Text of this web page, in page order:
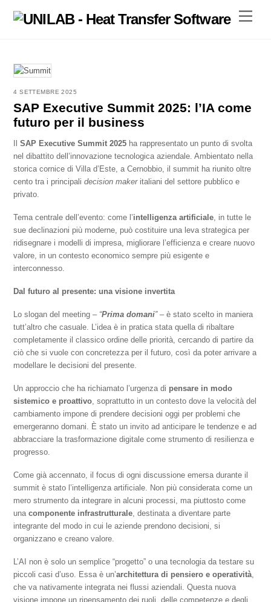
Menu
4 SETTEMBRE 2025
SAP Executive Summit 2025: l’IA come
futuro per il business
IlSAP Executive Summit 2025 ha rappresentato un punto di svolta
nel dibattito dell’innovazione tecnologica aziendale. Ambientato nella
storica cornice di Villa d’Este, a Cernobbio, il summit ha riunito oltre
cento tra i principalidecision makeritaliani del settore pubblico e
privato.
Tema centrale dell’evento: come l’intelligenza artificiale, in tutte le
sue declinazioni più moderne, può costituire una leva strategica per
ridisegnare i modelli di impresa, migliorare l’efficienza e creare nuovo
valore, in un contesto economico sempre più esigente e
interconnesso.
Dal futuro al presente: una visione invertita
Lo slogan del meeting – “Prima domani”– è stato scelto in maniera
tutt’altro che casuale. L’idea è in pratica stata quella di ribaltare
completamente il classico ordine delle priorità, cercando di partire da
ciò che si vuole con concretezza per il futuro, così da poter arrivare a
modellare le decisioni del presente.
Un approccio che ha richiamato l’urgenza di pensare in modo
sistemico e proattivo , soprattutto in un contesto dove la velocità del
cambiamento impone di prendere decisioni oggi per problemi che
emergeranno domani. È stato un invito ad anticipare le tendenze e ad
abbracciare la trasformazione digitale come strumento di resilienza e
progresso.
Come già accennato, il focus di ogni discussione emersa durante il
summit è stato l’intelligenza artificiale. Non più considerata come un
mero strumento da integrare in alcuni processi, ma piuttosto come
unacomponente infrastrutturale , destinata a diventare parte
integrante del modo in cui le aziende prendono decisioni, si
organizzano e creano valore.
L’AI non è solo un semplice “progetto” o una tecnologia da testare su
piccoli casi d’uso. Essa è un’architettura di pensiero e operatività
che va nativamente integrata nei flussi aziendali. Questa nuova
visione impone un ripensamento dei ruoli, delle competenze e degli